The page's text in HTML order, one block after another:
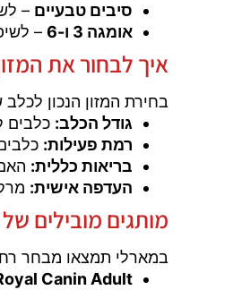
סיבים טבעיים –
אומגה 3 ו-6
–
איך לבחור את
בחירת המזון הנכון
גודל הכלב: כלבים
רמת פעילות:
בריאות כללית:
העדפה אישית:
מותגים מובילים
במארלי תמצאו מבחר
Canin Adult